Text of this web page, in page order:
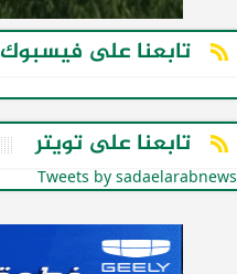
تابعنا على فيسبوك
تابعنا على تويتر
Tweets by sadaelarabnews